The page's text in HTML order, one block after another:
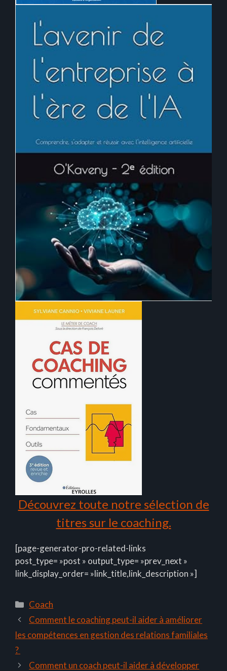
Découvrez toute notre sélection de
titres sur le coaching.
[page-generator-pro-related-links
post_type= »post » output_type= »prev_next »
link_display_order= »link_title,link_description »]
Catégories
Coach
Comment le coaching peut-il aider à améliorer
les compétences en gestion des relations familiales
?
Comment un coach peut-il aider à développer